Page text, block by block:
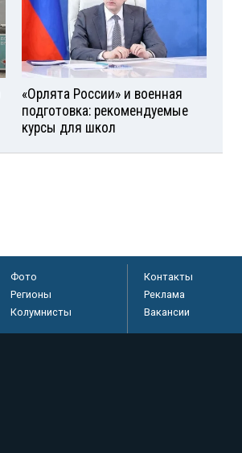
«Орлята России» и военная
подготовка: рекомендуемые
курсы для школ
Фото
Регионы
Колумнисты
Контакты
Реклама
Вакансии